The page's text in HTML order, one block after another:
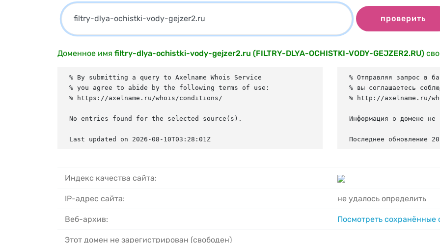
проверить
Доменное имя filtry-dlya-ochistki-vody-gejzer2.ru (FILTRY-DLYA-OCHISTKI-VODY-GEJZER2.RU)
% By submitting a query to Axelname Whois Service
% you agree to abide by the following terms of use:
% https://axelname.ru/whois/conditions/
No entries found for the selected source(s).
Last updated on 2026-08-10T03:28:01Z
% Отправляя запрос в
% вы соглашаетесь
% http://axelname.ru/
Информация о домене не
Последнее обновление
Индекс качества сайта:
IP-адрес сайта: не удалось определить
Веб-архив: Посмотреть сохранённые
Этот домен не зарегистрирован (свободен)